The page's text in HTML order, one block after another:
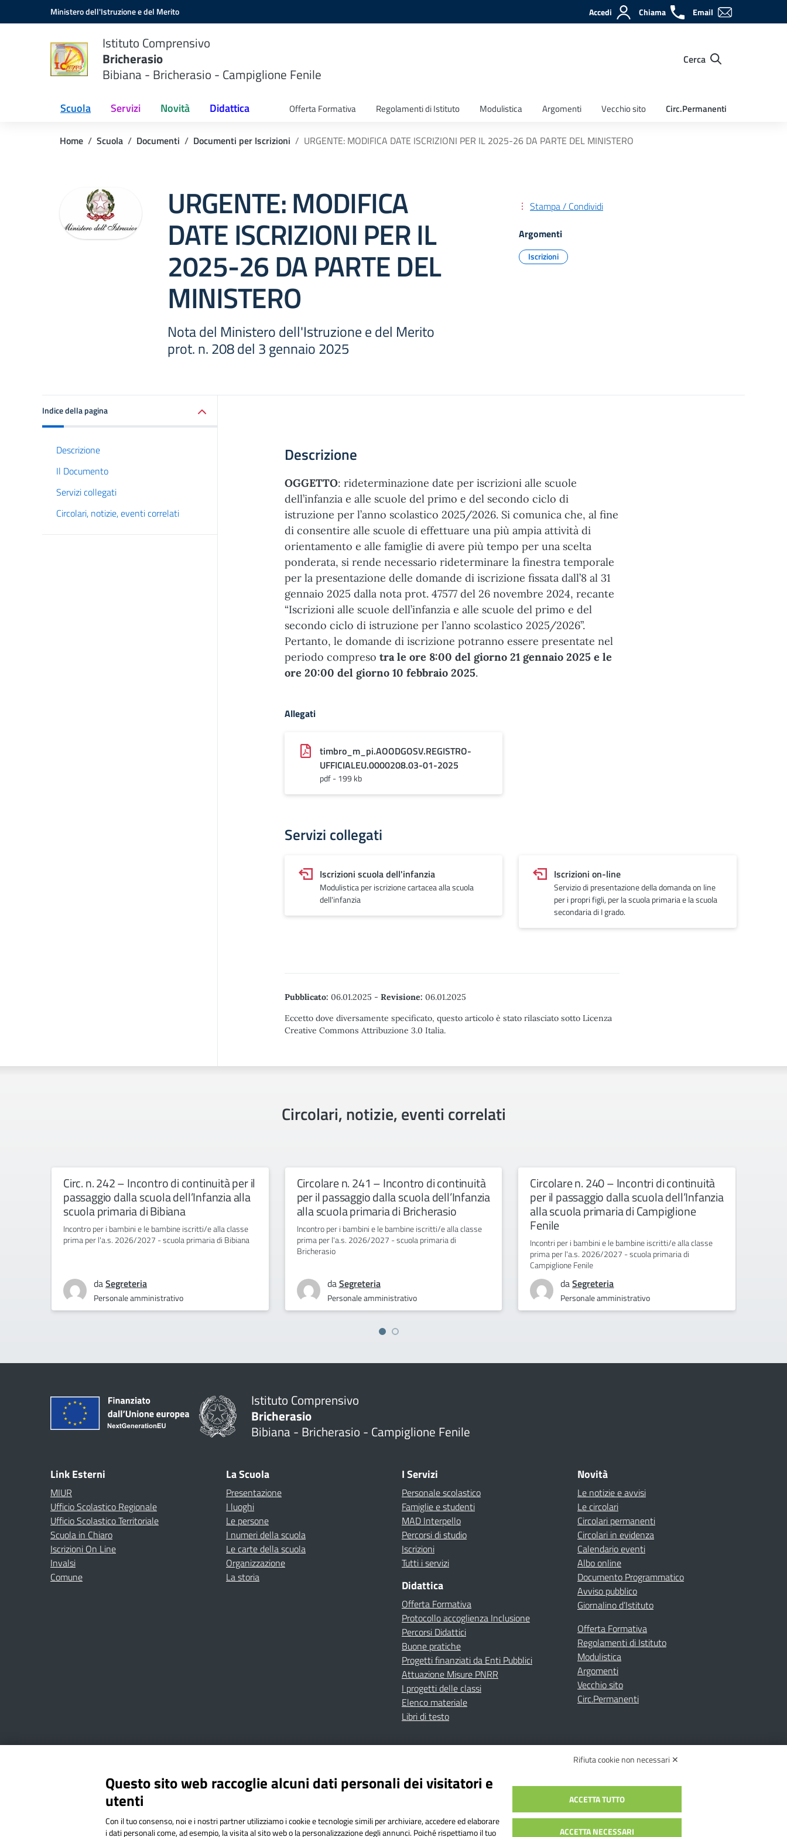
Vai ai contenuti
Vai al menu di navigazioneMinistero dell'Istruzione e del Merito Accedi Chiama Email
Istituto Comprensivo
Bricherasio
Bibiana - Bricherasio - Campiglione Fenile
Cerca
Scuola Servizi Novità Didattica Offerta Formativa Regolamenti di Istituto Modulistica Argomenti Vecchio sito Circ.Permanenti
Home Scuola Documenti Documenti per Iscrizioni URGENTE: MODIFICA DATE ISCRIZIONI PER IL 2025-26 DA PARTE DEL MINISTERO
URGENTE: MODIFICA
DATE ISCRIZIONI PER IL
2025-26 DA PARTE DEL
MINISTERO
Nota del Ministero dell'Istruzione e del Merito
prot. n. 208 del 3 gennaio 2025
Stampa / Condividi
Argomenti
Iscrizioni
Indice della pagina
Descrizione
Il Documento
Servizi collegati
Circolari, notizie, eventi correlati
Descrizione
OGGETTO: rideterminazione date per iscrizioni alle scuole
dell’infanzia e alle scuole del primo e del secondo ciclo di
istruzione per l’anno scolastico 2025/2026. Si comunica che, al fine
di consentire alle scuole di effettuare una più ampia attività di
orientamento e alle famiglie di avere più tempo per una scelta
ponderata, si rende necessario rideterminare la finestra temporale
per la presentazione delle domande di iscrizione fissata dall’8 al 31
gennaio 2025 dalla nota prot. 47577 del 26 novembre 2024, recante
“Iscrizioni alle scuole dell’infanzia e alle scuole del primo e del
secondo ciclo di istruzione per l’anno scolastico 2025/2026”.
Pertanto, le domande di iscrizione potranno essere presentate nel
periodo compreso tra le ore 8:00 del giorno 21 gennaio 2025 e le
ore 20:00 del giorno 10 febbraio 2025.
Allegati
timbro_m_pi.AOODGOSV.REGISTRO-
UFFICIALEU.0000208.03-01-2025
pdf - 199 kb
Servizi collegati
Iscrizioni scuola dell'infanzia
Modulistica per iscrizione cartacea alla scuola
dell'infanzia
Iscrizioni on-line
Servizio di presentazione della domanda on line
per i propri figli, per la scuola primaria e la scuola
secondaria di I grado.
Pubblicato: 06.01.2025 - Revisione: 06.01.2025
Eccetto dove diversamente specificato, questo articolo è stato rilasciato sotto Licenza
Creative Commons Attribuzione 3.0 Italia.
Circolari, notizie, eventi correlati
Circ. n. 242 – Incontro di continuità per il
passaggio dalla scuola dell’Infanzia alla
scuola primaria di Bibiana
Incontro per i bambini e le bambine iscritti/e alla classe
prima per l'a.s. 2026/2027 - scuola primaria di Bibiana
daSegreteria
Personale amministrativo
Circolare n. 241 – Incontro di continuità
per il passaggio dalla scuola dell’Infanzia
alla scuola primaria di Bricherasio
Incontro per i bambini e le bambine iscritti/e alla classe
prima per l'a.s. 2026/2027 - scuola primaria di
Bricherasio
daSegreteria
Personale amministrativo
Circolare n. 240 – Incontri di continuità
per il passaggio dalla scuola dell’Infanzia
alla scuola primaria di Campiglione
Fenile
Incontri per i bambini e le bambine iscritti/e alla classe
prima per l'a.s. 2026/2027 - scuola primaria di
Campiglione Fenile
daSegreteria
Personale amministrativo
Istituto Comprensivo
Bricherasio
Bibiana - Bricherasio - Campiglione Fenile
Link Esterni
MIUR
Ufficio Scolastico Regionale
Ufficio Scolastico Territoriale
Scuola in Chiaro
Iscrizioni On Line
Invalsi
Comune
La Scuola
Presentazione
I luoghi
Le persone
I numeri della scuola
Le carte della scuola
Organizzazione
La storia
I Servizi
Personale scolastico
Famiglie e studenti
MAD Interpello
Percorsi di studio
Iscrizioni
Tutti i servizi
Didattica
Offerta Formativa
Protocollo accoglienza Inclusione
Percorsi Didattici
Buone pratiche
Progetti finanziati da Enti Pubblici
Attuazione Misure PNRR
I progetti delle classi
Elenco materiale
Libri di testo
Novità
Le notizie e avvisi
Le circolari
Circolari permanenti
Circolari in evidenza
Calendario eventi
Albo online
Documento Programmatico
Avviso pubblico
Giornalino d’Istituto
Offerta Formativa
Regolamenti di Istituto
Modulistica
Argomenti
Vecchio sito
Circ.Permanenti
Amministrazione TrasparenteAlbo onlinePrivacy PolicyDichiarazione di accessibilitàContattiNote Legali
Via Cesare Bollea n. 3 - 10064 Bricherasio (TO) | P.E.O.: toic84200d@istruzione.it | P.E.C.: toic84200d@pec.istruzione.it
Codice Fiscale: 94544620019 | Cod. Meccanografico: TOIC84200D | Codice IPA: istsc_toic84200d | Codice Univoco: UFYI9M
Rifiuta cookie non necessari ✕
Questo sito web raccoglie alcuni dati personali dei visitatori e
utenti
Con il tuo consenso, noi e i nostri partner utilizziamo i cookie e tecnologie simili per archiviare, accedere ed elaborare
i dati personali come, ad esempio, la visita al sito web o la personalizzazione degli annunci. Poiché rispettiamo il tuo
ACCETTA TUTTO
ACCETTA NECESSARI